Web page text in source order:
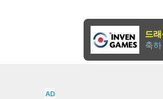
AD
드
축